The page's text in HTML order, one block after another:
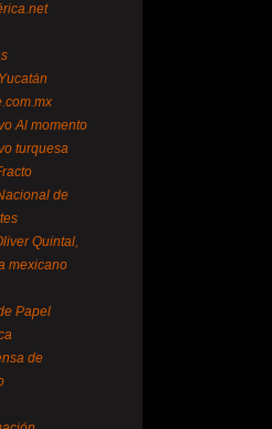
Al momento
turquesa
de
Quintal,
mexicano
Papel
de